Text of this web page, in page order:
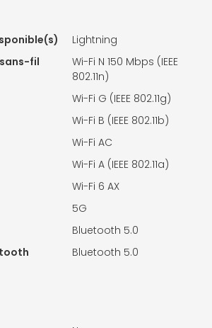
Lightning
fil
Wi-Fi N 150 Mbps (IEEE
802.11n)
Wi-Fi G (IEEE 802.11g)
Wi-Fi B (IEEE 802.11b)
Wi-Fi AC
Wi-Fi A (IEEE 802.11a)
Wi-Fi 6 AX
5G
Bluetooth 5.0
Bluetooth 5.0